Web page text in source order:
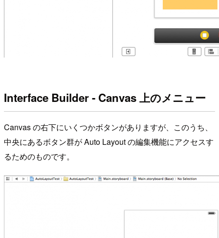
Interface Builder - Canvas 上のメニュー
Canvas の右下にいくつかボタンがありますが、このうち、
中央にあるボタン群が Auto Layout の編集機能にアクセスす
るためのものです。